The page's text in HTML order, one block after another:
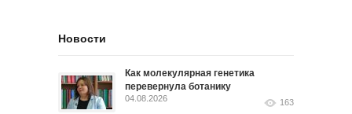
Новости
Как молекулярная генетика
перевернула ботанику
04.08.2026 163